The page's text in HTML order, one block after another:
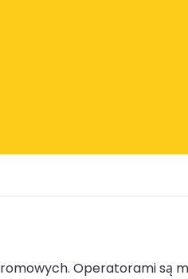
Operatorami są